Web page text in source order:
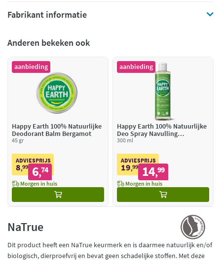
Fabrikant informatie
Anderen bekeken ook
aanbieding
Happy Earth 100% Natuurlijke
Deodorant Balm Bergamot
45 gr
ADVIESPRIJS
8,99 6,74
Morgen in huis
aanbieding
Happy Earth 100% Natuurlijke
Deo Spray Navulling
Cucumber Matcha
300 ml
ADVIESPRIJS
19,99 14,99
Morgen in huis
NaTrue
Dit product heeft een NaTrue keurmerk en is daarmee natuurlijk en/of
biologisch, dierproefvrij en bevat geen schadelijke stoffen. Met deze